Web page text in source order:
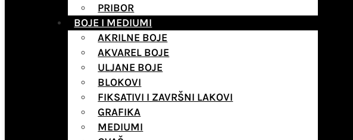
PRIBOR
BOJE I MEDIUMI
AKRILNE BOJE
AKVAREL BOJE
ULJANE BOJE
BLOKOVI
FIKSATIVI I ZAVRŠNI LAKOVI
GRAFIKA
MEDIUMI